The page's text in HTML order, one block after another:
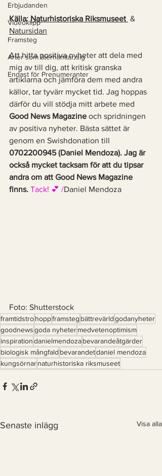
Erbjudanden
Videoklipp
Framsteg
Arter som återhämtar sig
Endast för Prenumeranter
Källa: Naturhistoriska Riksmuseet &
Natursidan
Att hitta positiva nyheter att dela med
mig av till dig, att kritisk granska
artiklarna och jämföra dem med andra
källor, tar tyvärr mycket tid. Jag hoppas
därför du vill stödja mitt arbete med
Good News Magazine och spridningen
av positiva nyheter. Bästa sättet är
genom en Swishdonation till
0702200945 (Daniel Mendoza). Jag är
också mycket tacksam för att du tipsar
andra om att Good News Magazine
finns. Tack! 💕 /Daniel Mendoza
Foto: Shutterstock
framtidstrohoppframsteg bättrevärldgodanyheter
goodnewsgoda nyhetermedvetenoptimism
inspirationdanielmendozabevarandeåtgärder
biologisk mångfald bevarandetdaniel mendoza
kungsörnarnaturhistoriska riksmuseet
Senaste inlägg Visa alla